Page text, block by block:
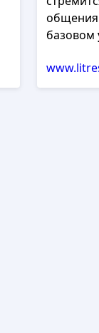
базовом